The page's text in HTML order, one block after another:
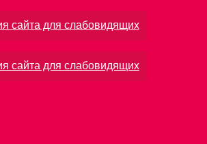
сайта для слабовидящих
сайта для слабовидящих